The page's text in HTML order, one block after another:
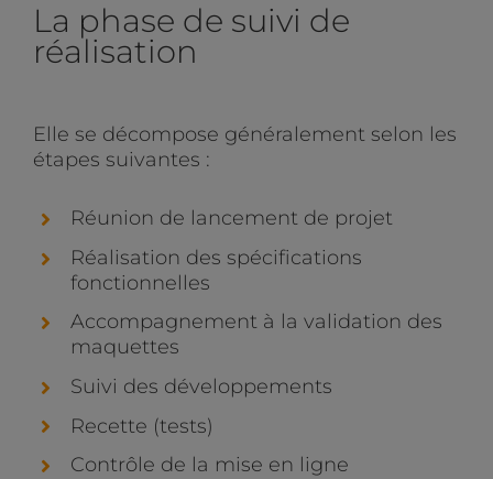
La phase de suivi de
réalisation
Elle se décompose généralement selon les
étapes suivantes :
Réunion de lancement de projet
Réalisation des spécifications
fonctionnelles
Accompagnement à la validation des
maquettes
Suivi des développements
Recette (tests)
Contrôle de la mise en ligne